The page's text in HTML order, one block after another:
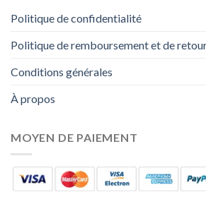
Politique de confidentialité
Politique de remboursement et de
Conditions générales
À propos
MOYEN DE PAIEMENT